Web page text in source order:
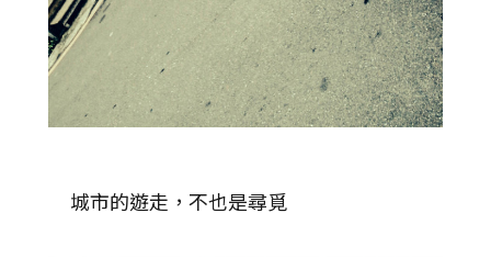
城市的遊走，不也是尋覓